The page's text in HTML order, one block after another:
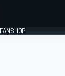
FANSHOP